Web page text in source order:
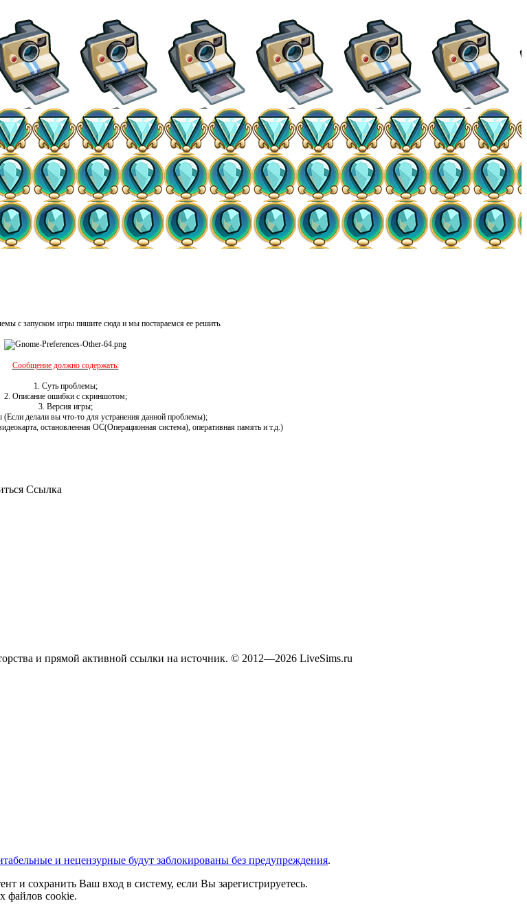
с запуском игры пишите сюда и мы постараемся ее решить.
Сообщение должно содержать:
1. Суть проблемы;
2. Описание ошибки с скриншотом;
3. Версия игры;
делали вы что-то для устранения данной проблемы);
остановленная ОС(Операционная система), оперативная память и т.д.)​
Ссылка
и прямой активной ссылки на источник. © 2012—2026 LiveSims.ru
и нецензурные будут заблокированы без предупреждения.
и сохранить Ваш вход в систему, если Вы зарегистрируетесь.
файлов cookie.